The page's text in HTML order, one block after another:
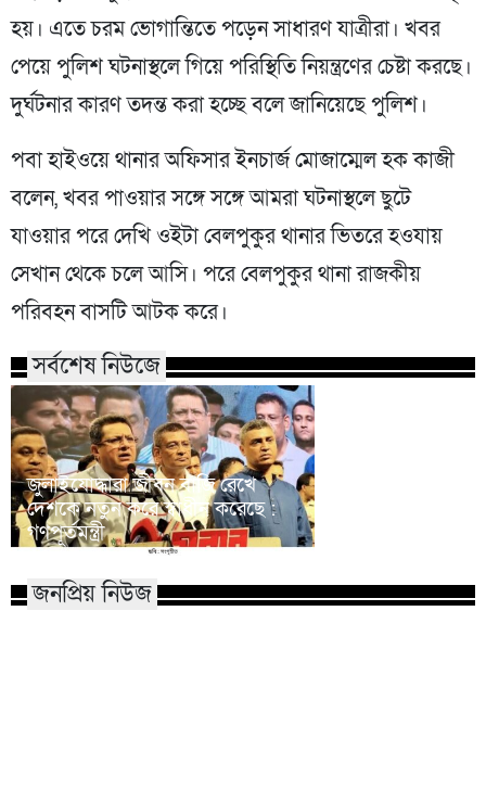
হয়। এতে চরম ভোগান্তিতে পড়েন সাধারণ যাত্রীরা। খবর
পেয়ে পুলিশ ঘটনাস্থলে গিয়ে পরিস্থিতি নিয়ন্ত্রণের চেষ্টা করছে।
দুর্ঘটনার কারণ তদন্ত করা হচ্ছে বলে জানিয়েছে পুলিশ।
পবা হাইওয়ে থানার অফিসার ইনচার্জ মোজাম্মেল হক কাজী
বলেন, খবর পাওয়ার সঙ্গে সঙ্গে আমরা ঘটনাস্থলে ছুটে
যাওয়ার পরে দেখি ওইটা বেলপুকুর থানার ভিতরে হওযায়
সেখান থেকে চলে আসি। পরে বেলপুকুর থানা রাজকীয়
পরিবহন বাসটি আটক করে।
সর্বশেষ নিউজে
জুলাইযোদ্ধারা জীবন বাজি রেখে
দেশকে নতুন করে স্বাধীন করেছে :
গণপূর্তমন্ত্রী
জনপ্রিয় নিউজ